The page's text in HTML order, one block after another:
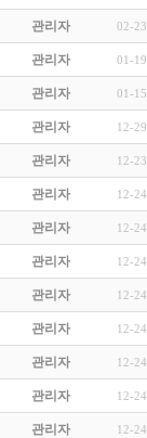
관리자 02-23
관리자 01-19
관리자 01-15
관리자 12-29
관리자 12-23
관리자 12-24
관리자 12-24
관리자 12-24
관리자 12-24
관리자 12-24
관리자 12-24
관리자 12-24
관리자 12-24